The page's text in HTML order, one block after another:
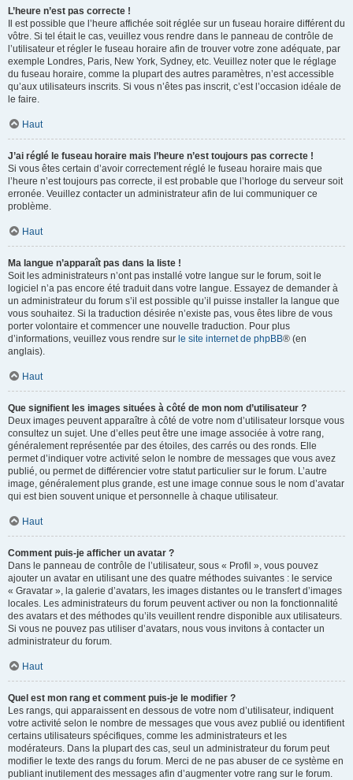
L’heure n’est pas correcte !
Il est possible que l’heure affichée soit réglée sur un fuseau horaire différent du
vôtre. Si tel était le cas, veuillez vous rendre dans le panneau de contrôle de
l’utilisateur et régler le fuseau horaire afin de trouver votre zone adéquate, par
exemple Londres, Paris, New York, Sydney, etc. Veuillez noter que le réglage
du fuseau horaire, comme la plupart des autres paramètres, n’est accessible
qu’aux utilisateurs inscrits. Si vous n’êtes pas inscrit, c’est l’occasion idéale de
le faire.
Haut
J’ai réglé le fuseau horaire mais l’heure n’est toujours pas correcte !
Si vous êtes certain d’avoir correctement réglé le fuseau horaire mais que
l’heure n’est toujours pas correcte, il est probable que l’horloge du serveur soit
erronée. Veuillez contacter un administrateur afin de lui communiquer ce
problème.
Haut
Ma langue n’apparaît pas dans la liste !
Soit les administrateurs n’ont pas installé votre langue sur le forum, soit le
logiciel n’a pas encore été traduit dans votre langue. Essayez de demander à
un administrateur du forum s’il est possible qu’il puisse installer la langue que
vous souhaitez. Si la traduction désirée n’existe pas, vous êtes libre de vous
porter volontaire et commencer une nouvelle traduction. Pour plus
d’informations, veuillez vous rendre sur le site internet de phpBB® (en
anglais).
Haut
Que signifient les images situées à côté de mon nom d’utilisateur ?
Deux images peuvent apparaître à côté de votre nom d’utilisateur lorsque vous
consultez un sujet. Une d’elles peut être une image associée à votre rang,
généralement représentée par des étoiles, des carrés ou des ronds. Elle
permet d’indiquer votre activité selon le nombre de messages que vous avez
publié, ou permet de différencier votre statut particulier sur le forum. L’autre
image, généralement plus grande, est une image connue sous le nom d’avatar
qui est bien souvent unique et personnelle à chaque utilisateur.
Haut
Comment puis-je afficher un avatar ?
Dans le panneau de contrôle de l’utilisateur, sous « Profil », vous pouvez
ajouter un avatar en utilisant une des quatre méthodes suivantes : le service
« Gravatar », la galerie d’avatars, les images distantes ou le transfert d’images
locales. Les administrateurs du forum peuvent activer ou non la fonctionnalité
des avatars et des méthodes qu’ils veuillent rendre disponible aux utilisateurs.
Si vous ne pouvez pas utiliser d’avatars, nous vous invitons à contacter un
administrateur du forum.
Haut
Quel est mon rang et comment puis-je le modifier ?
Les rangs, qui apparaissent en dessous de votre nom d’utilisateur, indiquent
votre activité selon le nombre de messages que vous avez publié ou identifient
certains utilisateurs spécifiques, comme les administrateurs et les
modérateurs. Dans la plupart des cas, seul un administrateur du forum peut
modifier le texte des rangs du forum. Merci de ne pas abuser de ce système en
publiant inutilement des messages afin d’augmenter votre rang sur le forum.